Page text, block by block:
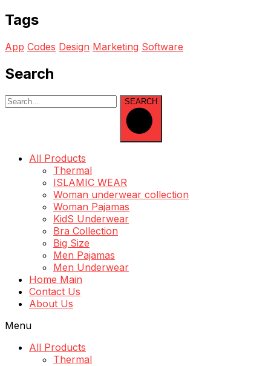
Tags
App Codes Design Marketing Software
Search
SEARCH
All Products
Thermal
ISLAMIC WEAR
Woman underwear collection
Woman Pajamas
KidS Underwear
Bra Collection
Big Size
Men Pajamas
Men Underwear
Home Main
Contact Us
About Us
Menu
All Products
Thermal